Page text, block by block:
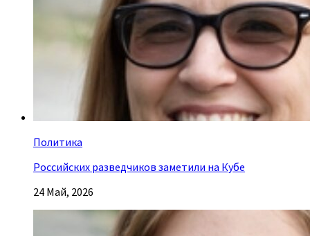
Политика
Российских разведчиков заметили на Кубе
24 Май, 2026